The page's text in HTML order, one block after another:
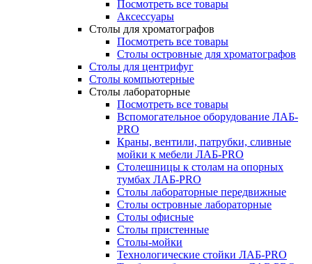
Посмотреть все товары
Аксессуары
Столы для хроматографов
Посмотреть все товары
Столы островные для хроматографов
Столы для центрифуг
Столы компьютерные
Столы лабораторные
Посмотреть все товары
Вспомогательное оборудование ЛАБ-
PRO
Краны, вентили, патрубки, сливные
мойки к мебели ЛАБ-PRO
Столешницы к столам на опорных
тумбах ЛАБ-PRO
Столы лабораторные передвижные
Столы островные лабораторные
Столы офисные
Столы пристенные
Столы-мойки
Технологические стойки ЛАБ-PRO